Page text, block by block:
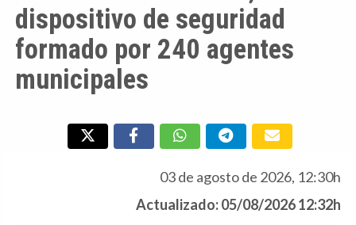
dispositivo de seguridad
formado por 240 agentes
municipales
03 de agosto de 2026, 12:30h
Actualizado: 05/08/2026 12:32h